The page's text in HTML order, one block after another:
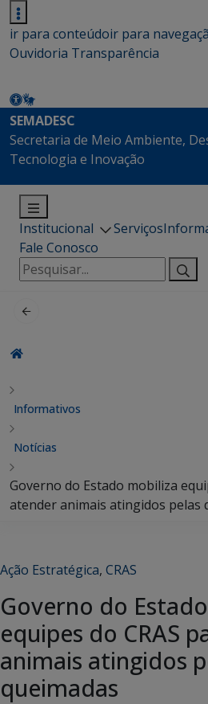
ir para conteúdoir para
Ouvidoria Transparência
SEMADESC
Secretaria de Meio Ambiente,
Tecnologia e Inovação
Institucional Serviços
Fale Conosco
Pesquisar
por:
Informativos
Notícias
Governo do Estado mobiliza
atender animais atingidos pelas
Ação Estratégica, CRAS
Governo do
equipes do CRAS
animais atingidos
queimadas